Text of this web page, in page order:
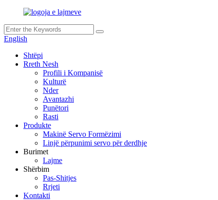
English
Shtëpi
Rreth Nesh
Profili i Kompanisë
Kulturë
Nder
Avantazhi
Punëtori
Rasti
Produkte
Makinë Servo Formëzimi
Linjë përpunimi servo për derdhje
Burimet
Lajme
Shërbim
Pas-Shitjes
Rrjeti
Kontakti